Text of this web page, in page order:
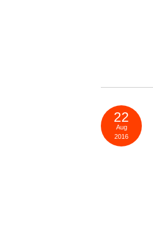
22
Aug
2016